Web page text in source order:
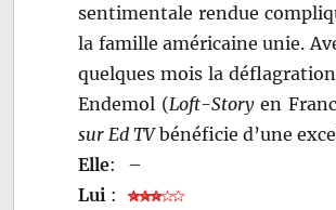
sentimentale rendue
la famille américaine unie.
quelques mois la déflagration
Endemol (Loft-Storyen
sur Ed TVbénéficie d’une
Elle:
–
Lui :